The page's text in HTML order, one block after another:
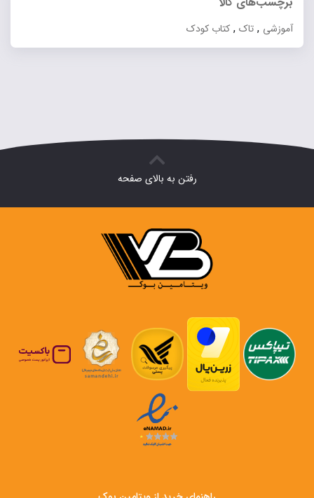
آموزشی , تاک , کتاب کودک
رفتن به بالای صفحه